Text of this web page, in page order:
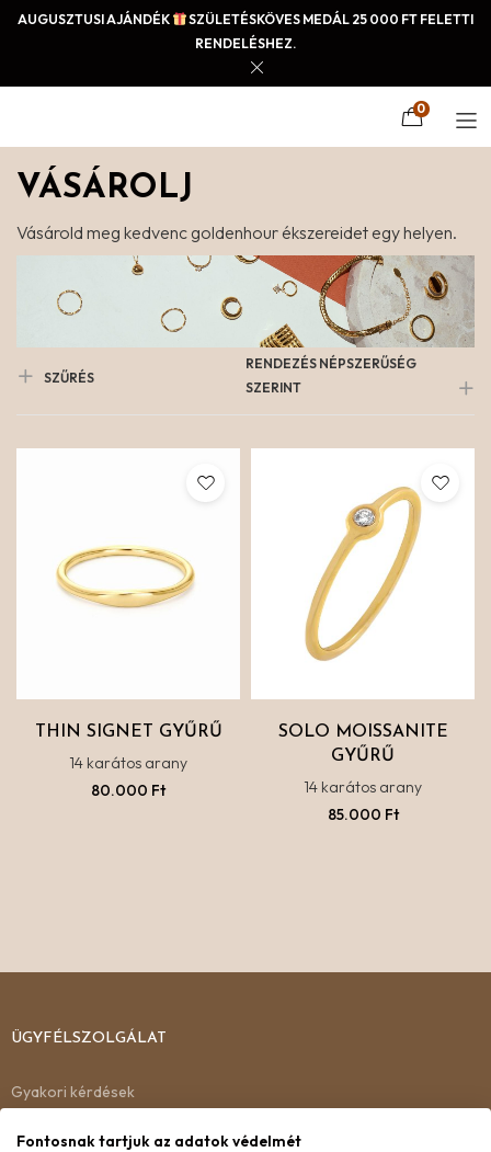
AUGUSZTUSI AJÁNDÉK
SZÜLETÉSKÖVES MEDÁL 25 000 FT FELETTI
RENDELÉSHEZ.
0
VÁSÁROLJ
Vásárold meg kedvenc goldenhour ékszereidet egy helyen.
SZŰRÉS
RENDEZÉS NÉPSZERŰSÉG
SZERINT
THIN SIGNET GYŰRŰ
14 karátos arany
80.000 Ft
SOLO MOISSANITE
GYŰRŰ
14 karátos arany
85.000 Ft
ÜGYFÉLSZOLGÁLAT
Gyakori kérdések
Fontosnak tartjuk az adatok védelmét